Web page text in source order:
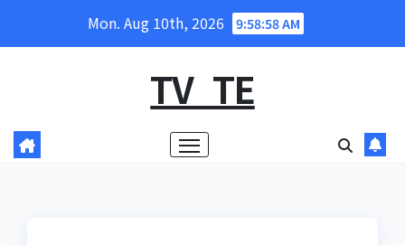
Mon. Aug 10th, 2026 9:58:59 AM
TV_TE